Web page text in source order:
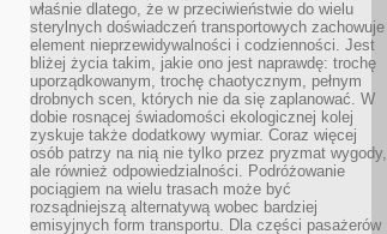
właśnie dlatego, że w przeciwieństwie do wielu
sterylnych doświadczeń transportowych zachowuje
element nieprzewidywalności i codzienności. Jest
bliżej życia takim, jakie ono jest naprawdę: trochę
uporządkowanym, trochę chaotycznym, pełnym
drobnych scen, których nie da się zaplanować. W
dobie rosnącej świadomości ekologicznej kolej
zyskuje także dodatkowy wymiar. Coraz więcej
osób patrzy na nią nie tylko przez pryzmat wygody,
ale również odpowiedzialności. Podróżowanie
pociągiem na wielu trasach może być
rozsądniejszą alternatywą wobec bardziej
emisyjnych form transportu. Dla części pasażerów